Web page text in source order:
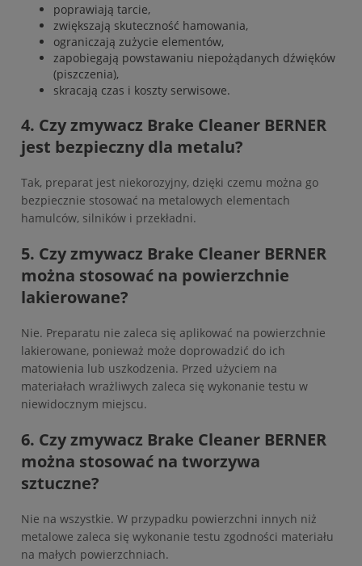
poprawiają tarcie,
zwiększają skuteczność hamowania,
ograniczają zużycie elementów,
zapobiegają powstawaniu niepożądanych dźwięków
(piszczenia),
skracają czas i koszty serwisowe.
4. Czy zmywacz Brake Cleaner BERNER
jest bezpieczny dla metalu?
Tak, preparat jest niekorozyjny, dzięki czemu można go
bezpiecznie stosować na metalowych elementach
hamulców, silników i przekładni.
5. Czy zmywacz Brake Cleaner BERNER
można stosować na powierzchnie
lakierowane?
Nie. Preparatu nie zaleca się aplikować na powierzchnie
lakierowane, ponieważ może doprowadzić do ich
matowienia lub uszkodzenia. Przed użyciem na
materiałach wrażliwych zaleca się wykonanie testu w
niewidocznym miejscu.
6. Czy zmywacz Brake Cleaner BERNER
można stosować na tworzywa
sztuczne?
Nie na wszystkie. W przypadku powierzchni innych niż
metalowe zaleca się wykonanie testu zgodności materiału
na małych powierzchniach.